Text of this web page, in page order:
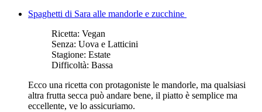
Spaghetti di Sara alle mandorle e zucchine
Ricetta: Vegan
Senza: Uova e Latticini
Stagione: Estate
Difficoltà: Bassa
Ecco una ricetta con protagoniste le mandorle, ma qualsiasi
altra frutta secca può andare bene, il piatto è semplice ma
eccellente, ve lo assicuriamo.